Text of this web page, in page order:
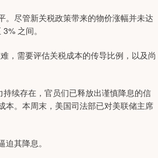
尽管新关税政策带来的物价涨幅并未达
之间。
需要评估关税成本的传导比例，以及尚
续存在，官员们已释放出谨慎降息的信
本。本周末，美国司法部已对美联储主席
其降息。